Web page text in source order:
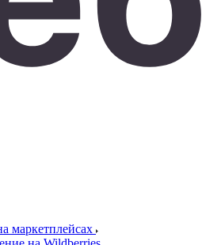
маркетплейсах